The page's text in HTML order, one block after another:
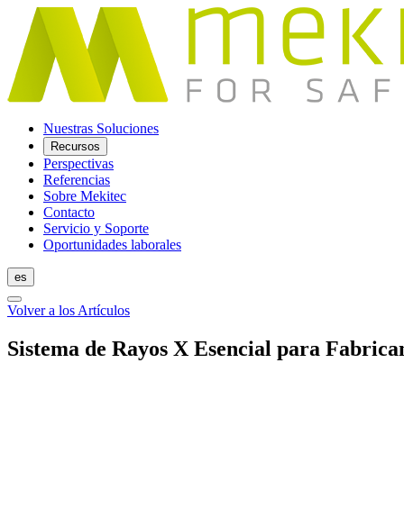
Nuestras Soluciones
Recursos
Perspectivas
Referencias
Sobre Mekitec
Contacto
Servicio y Soporte
Oportunidades laborales
es
Volver a los Artículos
Sistema de Rayos X Esencial para